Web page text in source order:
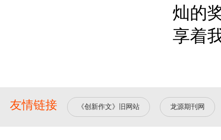
灿的
享着
友情链接 《创新作文》旧网站 龙源期刊网